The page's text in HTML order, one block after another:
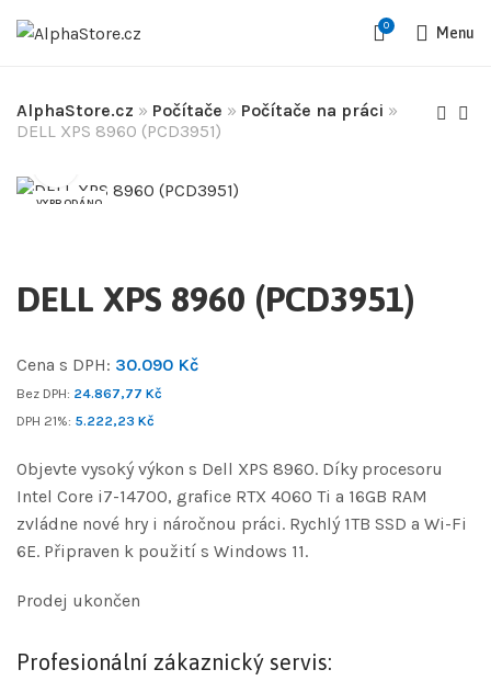
0 Menu
AlphaStore.cz » Počítače » Počítače na práci »
DELL XPS 8960 (PCD3951)
VYPRODÁNO
DELL XPS 8960 (PCD3951)
Cena s DPH: 30.090 Kč
Bez DPH: 24.867,77 Kč
DPH 21%: 5.222,23 Kč
Objevte vysoký výkon s Dell XPS 8960. Díky procesoru
Intel Core i7-14700, grafice RTX 4060 Ti a 16GB RAM
zvládne nové hry i náročnou práci. Rychlý 1TB SSD a Wi-Fi
6E. Připraven k použití s Windows 11.
Prodej ukončen
Profesionální zákaznický servis: